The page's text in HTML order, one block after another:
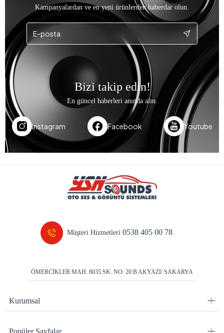
Kampanyalardan ve en yeni ürünlerden haberdar olun.
Bizi takip edin!
En güncel haberleri anında alın.
Instagram Facebook Youtube
Müşteri Hizmetleri0538 405 00 78
ÖMERCİKLER MAH. 8035 SK. NO: 20 B AKYAZI/ SAKARYA
Kurumsal
Popüler Sayfalar